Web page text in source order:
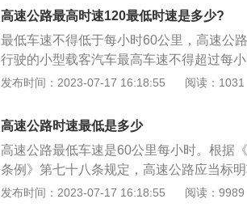
不按规定超车、让行，或者在高速公路、
（五）驾驶机动车遇前方机动车停车排队
面车道、穿插等候车辆的；（六）驾驶机
的；（八）驾驶机动车不按规定避让校车
驾驶不按规定安装机动车号牌的机动车上
生故障、事故停车后，不按规定使用灯光
按规定定期进行安全技术检验的公路客运
辆上道路行驶的；（十三）驾驶校车上道
速度也并非越慢越安全，如果在公路上许
度也很低，因此进入高速公路时，必须对
度差距，尽可能使前后车辆保持相同速度
车祸发生的目的。对车辆在高速公路上正
《中华人民共和国道路交通安全法实施条
里。在高速公路上行驶的小型载客汽车最
机动车不得超过每小时100公里，摩托车
道的，左侧车道的最低车速为每小时100
限速标志标明的车速与上述车道行驶车速
高速公路最高时速120最低时速是多少?
最低车速不得低于每小时60公里，高速公
行驶的小型载客汽车最高车速不得超过每
小时100公里，摩托车不得超过每小时80
弯路、坡路、桥梁路段等一些经常发生恶
速80公里，还有的更低。
发布时间：2023-07-17 16:18:55 阅读：1031
高速公路时速最低是多少
高速公路最低车速是60公里每小时。根据
条例》第七十八条规定，高速公路应当标
每小时120公里，最低车速不得低于每小时
发布时间：2023-07-17 16:18:55 阅读：9989